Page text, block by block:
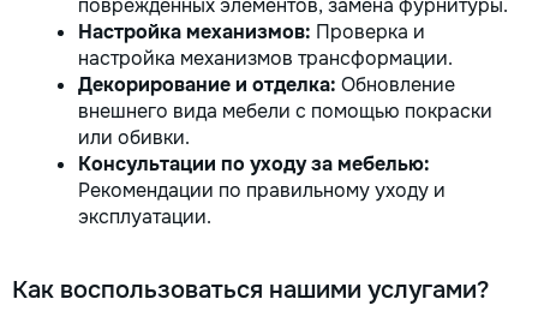
поврежденных элементов, замена фурнитуры.
Настройка механизмов: Проверка и
настройка механизмов трансформации.
Декорирование и отделка: Обновление
внешнего вида мебели с помощью покраски
или обивки.
Консультации по уходу за мебелью:
Рекомендации по правильному уходу и
эксплуатации.
Как воспользоваться нашими услугами?